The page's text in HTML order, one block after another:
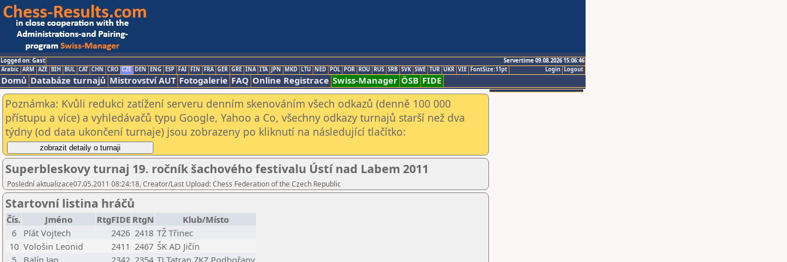
Logged on: Gast
Servertime 09.08.2026 15:06:46
Logout
Login
Arabic ARM AZE BIH BUL CAT CHN CRO CZE DEN ENG ESP FAI FIN FRA GER GRE INA ITA JPN MKD LTU NED POL POR ROU RUS SRB SVK SWE TUR UKR VIE FontSize:11pt
Domů Databáze turnajů Mistrovství AUT Fotogalerie FAQ Online Registrace Swiss-Manager ÖSB FIDE
Poznámka: Kvůli redukci zatížení serveru denním skenováním všech odkazů (denně 100 000
přístupu a více) a vyhledávačů typu Google, Yahoo a Co, všechny odkazy turnajů starší než dva
týdny (od data ukončení turnaje) jsou zobrazeny po kliknutí na následující tlačítko:
Superbleskovy turnaj 19. ročník šachového festivalu Ústí nad Labem 2011
Poslední aktualizace07.05.2011 08:24:18, Creator/Last Upload: Chess Federation of the Czech Republic
Startovní listina hráčů
Čís. Jméno RtgFIDE RtgN
Klub/Místo
6
Plát Vojtech 2426 2418 TŽ Třinec
10 Vološin Leonid 2411 2467 ŠK AD Jičín
5
Balín Jan 2342 2354 TJ Tatran ZKZ Podbořany